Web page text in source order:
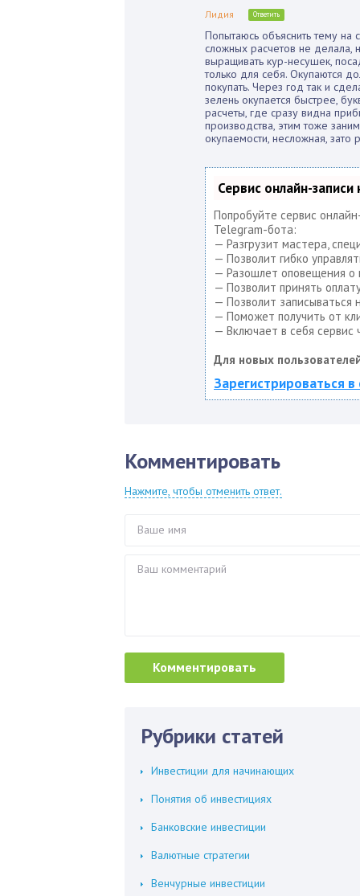
Лидия Ответить
Попытаюсь объяснить тему на
сложных расчетов не делала,
выращивать кур-несушек,
только для себя. Окупаются
покупать. Через год так и
зелень окупается быстрее,
расчеты, где сразу видна
производства, этим тоже
окупаемости, несложная, зато
Сервис онлайн-
Попробуйте сервис
Telegram-бота:
— Разгрузит мастера,
— Позволит гибко
— Разошлет оповещения о
— Позволит принять
— Позволит записываться
— Поможет получить от
— Включает в себя сервис
Для новых
Зарегистрироваться в
Комментировать
Нажмите, чтобы отменить ответ.
Рубрики статей
Инвестиции для начинающих
Понятия об инвестициях
Банковские инвестиции
Валютные стратегии
Венчурные инвестиции